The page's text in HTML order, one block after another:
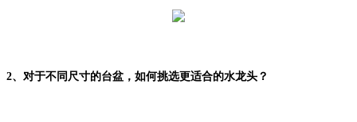
2、对于不同尺寸的台盆，如何挑选更适合的水龙头？